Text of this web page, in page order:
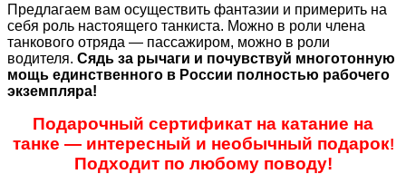
Предлагаем вам осуществить фантазии и примерить на
себя роль настоящего танкиста. Можно в роли члена
танкового отряда — пассажиром, можно в роли
водителя. Сядь за рычаги и почувствуй многотонную
мощь единственного в России полностью рабочего
экземпляра!
Подарочный сертификат на катание на
танке — интересный и необычный подарок!
Подходит по любому поводу!